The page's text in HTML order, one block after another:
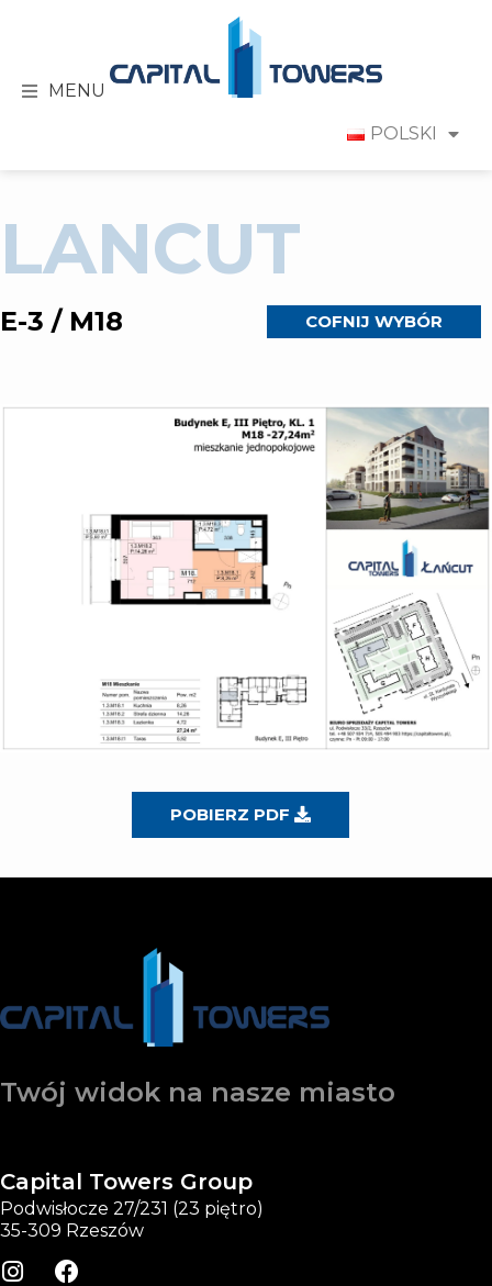
MENU
POLSKI
LANCUT
E-3 / M18 COFNIJ WYBÓR
POBIERZ PDF
Twój widok na nasze miasto
Capital Towers Group
Podwisłocze 27/231 (23 piętro)
35-309 Rzeszów